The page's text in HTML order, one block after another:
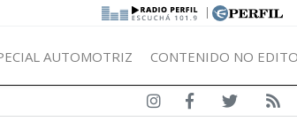
|
AUTOMOTRIZ CONTENIDO NO